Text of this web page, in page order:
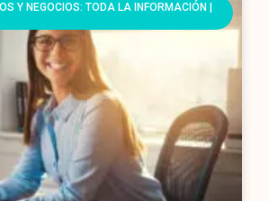
Y NEGOCIOS: TODA LA INFORMACIÓN |